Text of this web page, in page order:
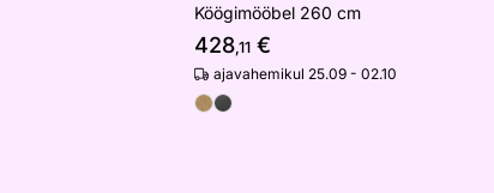
Köögimööbel 260 cm
428,11 €
ajavahemikul 25.09 - 02.10